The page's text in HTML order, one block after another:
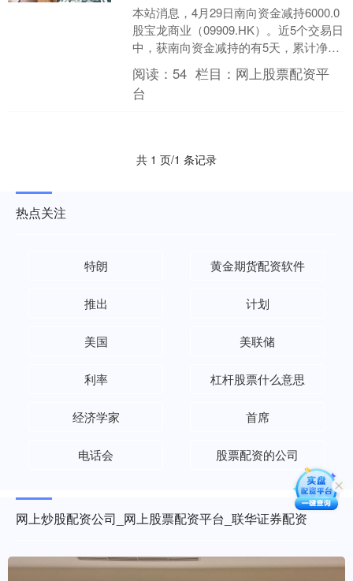
本站消息，4月29日南向资金减持6000.0
股宝龙商业（09909.HK）。近5个交易日
中，获南向资金减持的有5天，累计净减
持10.25万股。近20个交易日中，....
阅读： 54 栏目： 网上股票配资平
台
共 1 页/1 条记录
热点关注
特朗 黄金期货配资软件
推出 计划
美国 美联储
利率 杠杆股票什么意思
经济学家 首席
电话会 股票配资的公司
网上炒股配资公司_网上股票配资平台_联华证券配资